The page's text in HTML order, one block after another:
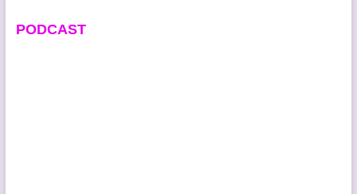
PODCAST